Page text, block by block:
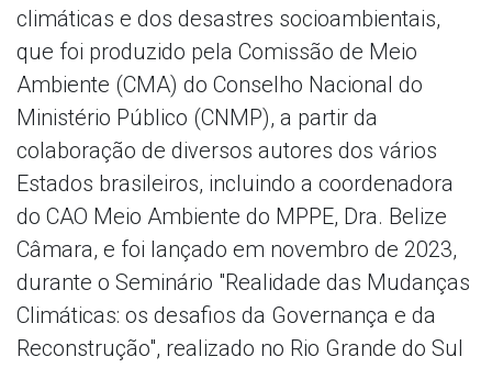
climáticas e dos desastres socioambientais,
que foi produzido pela Comissão de Meio
Ambiente (CMA) do Conselho Nacional do
Ministério Público (CNMP), a partir da
colaboração de diversos autores dos vários
Estados brasileiros, incluindo a coordenadora
do CAO Meio Ambiente do MPPE, Dra. Belize
Câmara, e foi lançado em novembro de 2023,
durante o Seminário "Realidade das Mudanças
Climáticas: os desafios da Governança e da
Reconstrução", realizado no Rio Grande do Sul